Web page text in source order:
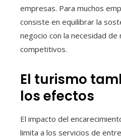
empresas. Para muchos
consiste en equilibrar la
negocio con la necesidad
competitivos.
El turismo
los efectos
El impacto del
limita a los servicios de